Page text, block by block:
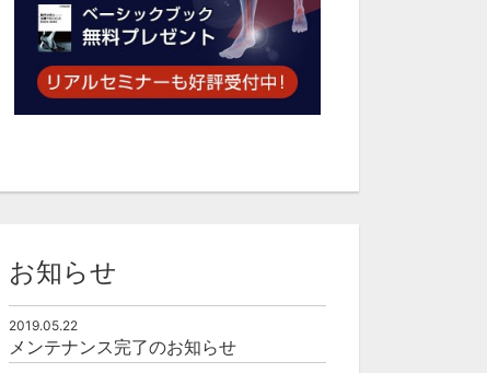
お知らせ
2019.05.22
メンテナンス完了のお知らせ